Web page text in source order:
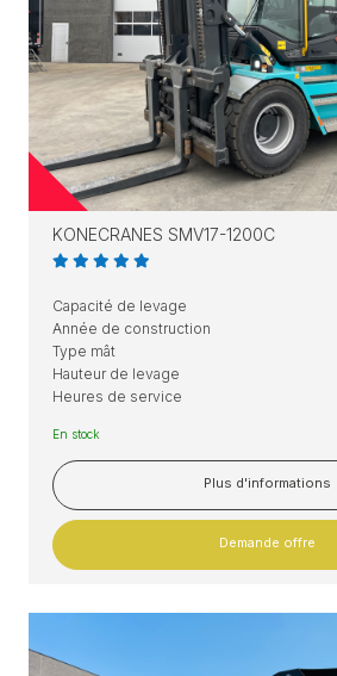
KONECRANES SMV17-1200C
Capacité de levage
Année de construction
Type mât
Hauteur de levage
Heures de service
En stock
Plus d'informations
Demande offre